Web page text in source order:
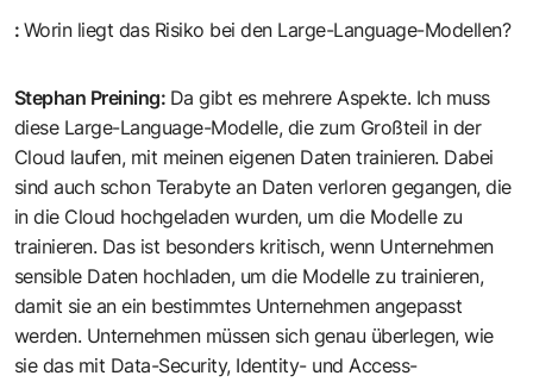
: Worin liegt das Risiko bei den Large-Language-Modellen?
Stephan Preining: Da gibt es mehrere Aspekte. Ich muss
diese Large-Language-Modelle, die zum Großteil in der
Cloud laufen, mit meinen eigenen Daten trainieren. Dabei
sind auch schon Terabyte an Daten verloren gegangen, die
in die Cloud hochgeladen wurden, um die Modelle zu
trainieren. Das ist besonders kritisch, wenn Unternehmen
sensible Daten hochladen, um die Modelle zu trainieren,
damit sie an ein bestimmtes Unternehmen angepasst
werden. Unternehmen müssen sich genau überlegen, wie
sie das mit Data-Security, Identity- und Access-